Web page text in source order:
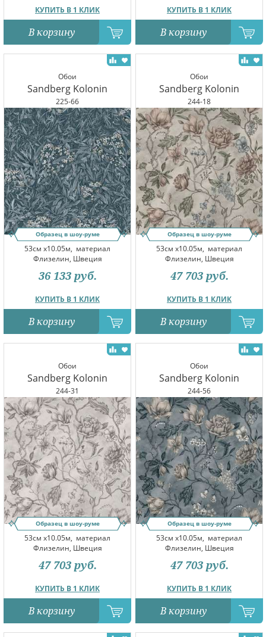
КУПИТЬ В 1 КЛИК
В корзину
КУПИТЬ В 1 КЛИК
В корзину
Обои
Sandberg Kolonin
225-66
Образец в шоу-руме
53см x10.05м, материал
Флизелин, Швеция
КУПИТЬ В 1 КЛИК
36 133 руб.
В корзину
Обои
Sandberg Kolonin
244-18
Образец в шоу-руме
53см x10.05м, материал
Флизелин, Швеция
КУПИТЬ В 1 КЛИК
47 703 руб.
В корзину
Обои
Sandberg Kolonin
244-31
Образец в шоу-руме
53см x10.05м, материал
Флизелин, Швеция
КУПИТЬ В 1 КЛИК
47 703 руб.
В корзину
Обои
Sandberg Kolonin
244-56
Образец в шоу-руме
53см x10.05м, материал
Флизелин, Швеция
КУПИТЬ В 1 КЛИК
47 703 руб.
В корзину